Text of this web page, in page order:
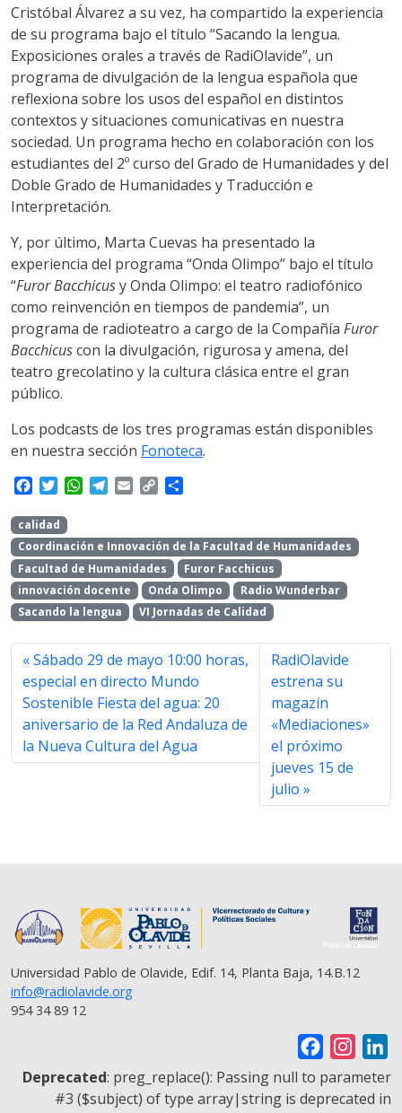
Cristóbal Álvarez a su vez, ha compartido la experiencia
de su programa bajo el título “Sacando la lengua.
Exposiciones orales a través de RadiOlavide”, un
programa de divulgación de la lengua española que
reflexiona sobre los usos del español en distintos
contextos y situaciones comunicativas en nuestra
sociedad. Un programa hecho en colaboración con los
estudiantes del 2º curso del Grado de Humanidades y del
Doble Grado de Humanidades y Traducción e
Interpretación.
Y, por último, Marta Cuevas ha presentado la
experiencia del programa “Onda Olimpo” bajo el título
“Furor Bacchicusy Onda Olimpo: el teatro radiofónico
como reinvención en tiempos de pandemia”, un
programa de radioteatro a cargo de la Compañía Furor
Bacchicuscon la divulgación, rigurosa y amena, del
teatro grecolatino y la cultura clásica entre el gran
público.
Los podcasts de los tres programas están disponibles
en nuestra sección Fonoteca.
c
e
b
o
o
k
i
t
t
e
r
W
t
s
A
p
p
e
g
r
a
m
i
l
y
L
i
n
k
r
e
calidad
Coordinación e Innovación de la Facultad de Humanidades
Facultad de Humanidades
Furor Facchicus
innovación docente
Onda Olimpo
Radio Wunderbar
Sacando la lengua
VI Jornadas de Calidad
Sábado 29 de mayo 10:00 horas,
especial en directo Mundo
Sostenible Fiesta del agua: 20
aniversario de la Red Andaluza de
la Nueva Cultura del Agua
RadiOlavide
estrena su
magazín
«Mediaciones»
el próximo
jueves 15 de
julio
Universidad Pablo de Olavide, Edif. 14, Planta Baja, 14.B.12
info@radiolavide.org
954 34 89 12
a
c
n
s
i
n
Deprecated: preg_replace(): Passing null to parameter
#3 ($subject) of type array|string is deprecated in